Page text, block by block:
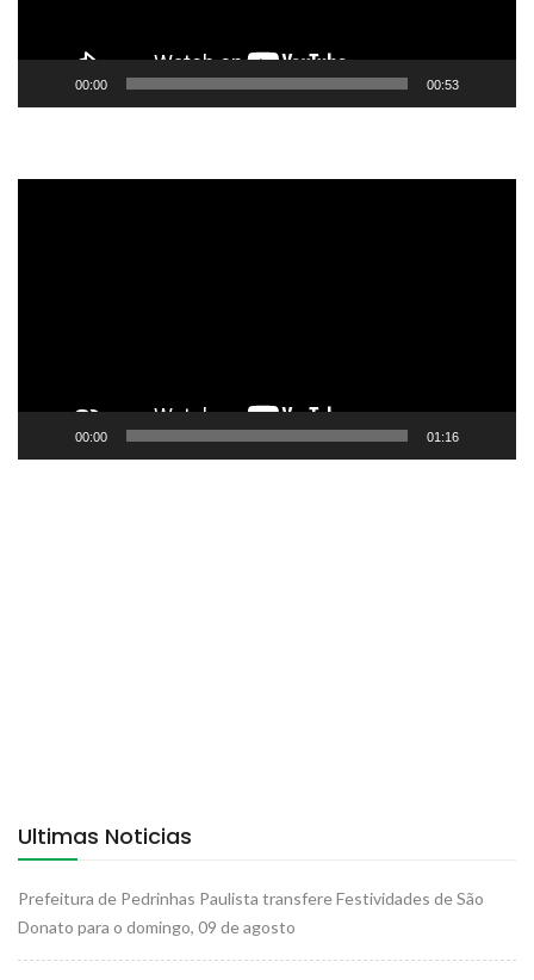
00:00 00:53
00:00 01:16
Ultimas Noticias
Prefeitura de Pedrinhas Paulista transfere Festividades de São
Donato para o domingo, 09 de agosto